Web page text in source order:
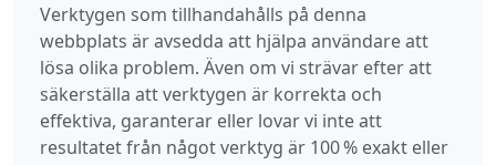
Verktygen som tillhandahålls på denna
webbplats är avsedda att hjälpa användare att
lösa olika problem. Även om vi strävar efter att
säkerställa att verktygen är korrekta och
effektiva, garanterar eller lovar vi inte att
resultatet från något verktyg är 100 % exakt eller